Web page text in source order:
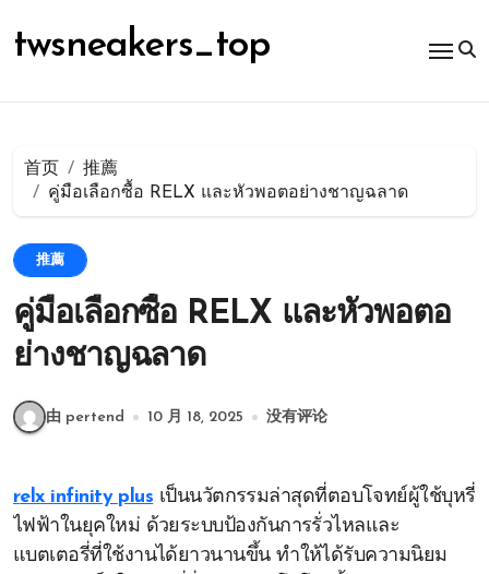
容
twsneakers_top
首页
推薦
คู่มือเลือกซื้อ RELX และหัวพอตอย่างชาญฉลาด
推薦
คู่มือเลือกซื้อ RELX และหัวพอตอ
ย่างชาญฉลาด
由 pertend 10 月 18, 2025 没有评论
relx infinity plus เป็นนวัตกรรมล่าสุดที่ตอบโจทย์ผู้ใช้บุหรี่
ไฟฟ้าในยุคใหม่ ด้วยระบบป้องกันการรั่วไหลและ
แบตเตอรี่ที่ใช้งานได้ยาวนานขึ้น ทำให้ได้รับความนิยม